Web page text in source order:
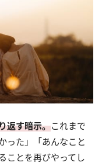
返す暗示。これまで
った」「あんなこと
ことを再びやってし